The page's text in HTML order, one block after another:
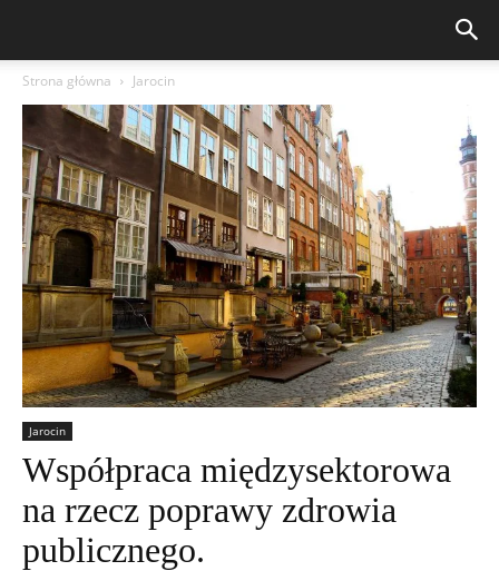
Strona główna Jarocin
Jarocin
Współpraca międzysektorowa
na rzecz poprawy zdrowia
publicznego.